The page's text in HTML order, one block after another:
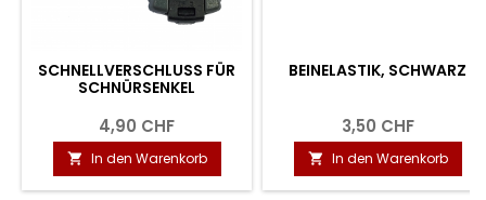
SCHNELLVERSCHLUSS FÜR
SCHNÜRSENKEL
4,90 CHF
 In den Warenkorb
BEINELASTIK, SCHWARZ
3,50 CHF
 In den Warenkorb